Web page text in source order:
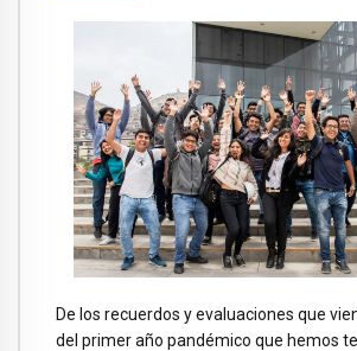
De los recuerdos y evaluaciones que
del primer año pandémico que hemos